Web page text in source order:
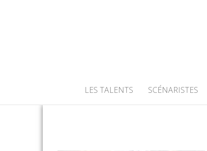
LES TALENTS SCÉNARISTES